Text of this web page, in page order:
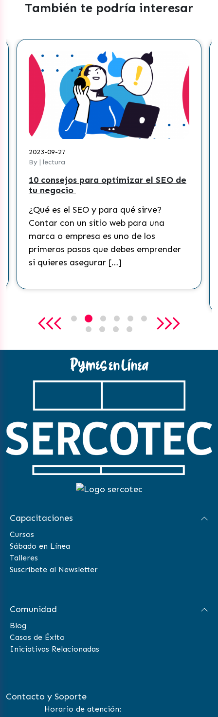
También te podría interesar
2023-09-27
By | lectura
10 consejos para optimizar el SEO de
tu negocio
¿Qué es el SEO y para qué sirve?
Contar con un sitio web para una
marca o empresa es uno de los
primeros pasos que debes emprender
si quieres asegurar […]
Capacitaciones
Cursos
Sábado en Línea
Talleres
Suscríbete al Newsletter
Comunidad
Blog
Casos de Éxito
Iniciativas Relacionadas
Contacto y Soporte
Horario de atención: